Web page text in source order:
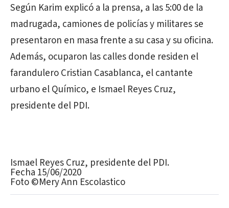
Según Karim explicó a la prensa, a las 5:00 de la
madrugada, camiones de policías y militares se
presentaron en masa frente a su casa y su oficina.
Además, ocuparon las calles donde residen el
farandulero Cristian Casablanca, el cantante
urbano el Químico, e Ismael Reyes Cruz,
presidente del PDI.
Ismael Reyes Cruz, presidente del PDI.
Fecha 15/06/2020
Foto ©Mery Ann Escolastico